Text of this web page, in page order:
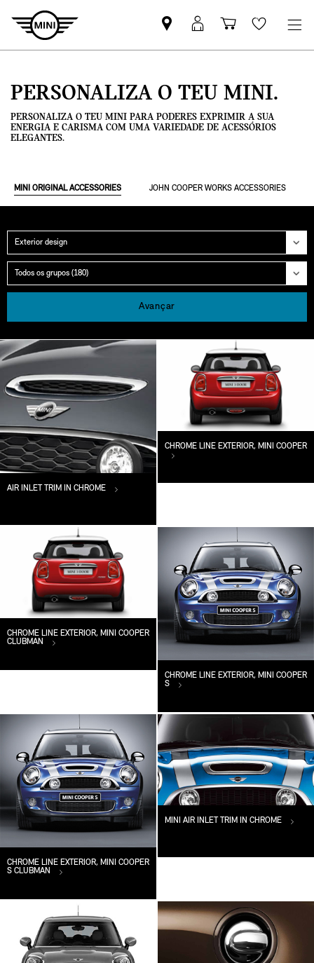
Pesquisar
parceiro
Iniciar
sessão
Carrinho
de
Wishlist
PERSONALIZA O TEU MINI.
PERSONALIZA O TEU MINI PARA PODERES EXPRIMIR A SUA
ENERGIA E CARISMA COM UMA VARIEDADE DE ACESSÓRIOS
ELEGANTES.
MINI ORIGINAL ACCESSORIES JOHN COOPER WORKS ACCESSORIES
Categoria
Grupo
Avançar
AIR INLET TRIM IN CHROME
CHROME LINE EXTERIOR, MINI COOPER
CHROME LINE EXTERIOR, MINI COOPER
CLUBMAN
CHROME LINE EXTERIOR, MINI COOPER
S
CHROME LINE EXTERIOR, MINI COOPER
S CLUBMAN
MINI AIR INLET TRIM IN CHROME